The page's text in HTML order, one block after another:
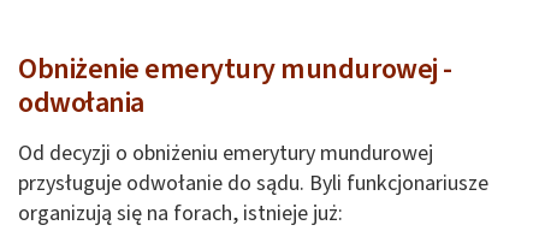
Obniżenie emerytury mundurowej -
odwołania
Od decyzji o obniżeniu emerytury mundurowej
przysługuje odwołanie do sądu. Byli funkcjonariusze
organizują się na forach, istnieje już: